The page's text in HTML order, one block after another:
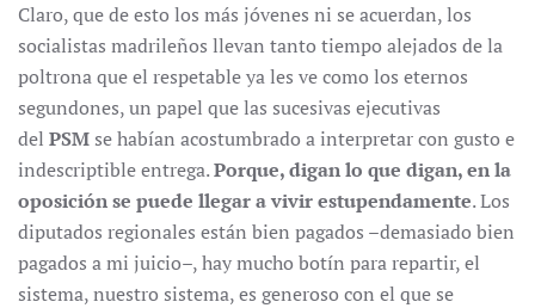
Claro, que de esto los más jóvenes ni se acuerdan, los
socialistas madrileños llevan tanto tiempo alejados de la
poltrona que el respetable ya les ve como los eternos
segundones, un papel que las sucesivas ejecutivas
del PSM se habían acostumbrado a interpretar con gusto e
indescriptible entrega.Porque, digan lo que digan, en la
oposición se puede llegar a vivir estupendamente. Los
diputados regionales están bien pagados –demasiado bien
pagados a mi juicio–, hay mucho botín para repartir, el
sistema, nuestro sistema, es generoso con el que se